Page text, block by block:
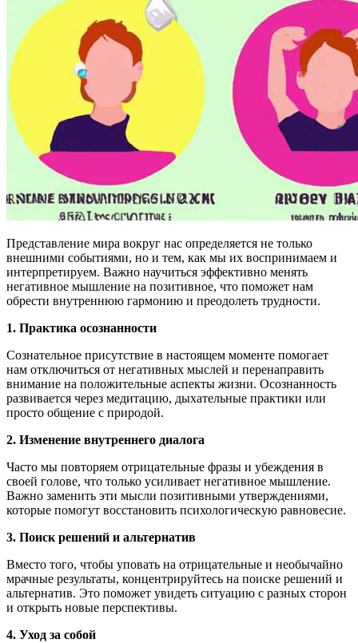
Представление мира вокруг нас определяется не только
внешними событиями, но и тем, как мы их воспринимаем и
интерпретируем. Важно научиться эффективно менять
негативное мышление на позитивное, что поможет нам
обрести внутреннюю гармонию и преодолеть трудности.
1. Практика осознанности
Сознательное присутствие в настоящем моменте помогает
нам отключиться от негативных мыслей и перенаправить
внимание на положительные аспекты жизни. Осознанность
развивается через медитацию, дыхательные практики или
просто общение с природой.
2. Изменение внутреннего диалога
Часто мы повторяем отрицательные фразы и убеждения в
своей голове, что только усиливает негативное мышление.
Важно заменить эти мысли позитивными утверждениями,
которые помогут восстановить психологическую равновесие.
3. Поиск решений и альтернатив
Вместо того, чтобы уповать на отрицательные и необычайно
мрачные результаты, концентрируйтесь на поиске решений и
альтернатив. Это поможет увидеть ситуацию с разных сторон
и открыть новые перспективы.
4. Уход за собой